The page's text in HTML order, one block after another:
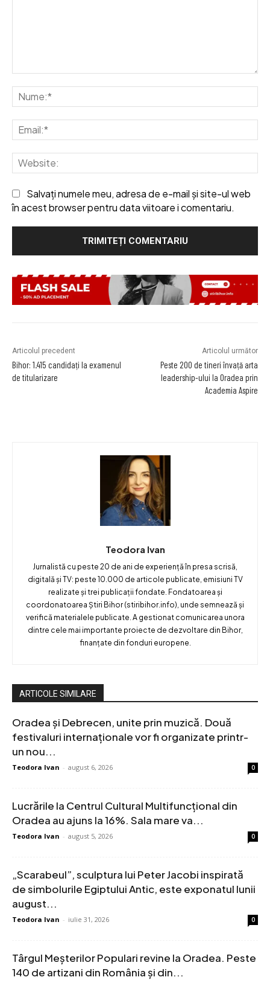
Salvați numele meu, adresa de e-mail și site-ul web
în acest browser pentru data viitoare i comentariu.
Articolul precedent
Bihor: 1.415 candidați la examenul
de titularizare
Articolul următor
Peste 200 de tineri învață arta
leadership-ului la Oradea prin
Academia Aspire
Teodora Ivan
Jurnalistă cu peste 20 de ani de experiență în presa scrisă,
digitală și TV: peste 10.000 de articole publicate, emisiuni TV
realizate și trei publicații fondate. Fondatoarea și
coordonatoarea Știri Bihor (stiribihor.info), unde semnează și
verifică materialele publicate. A gestionat comunicarea unora
dintre cele mai importante proiecte de dezvoltare din Bihor,
finanțate din fonduri europene.
ARTICOLE SIMILARE
Oradea și Debrecen, unite prin muzică. Două
festivaluri internaționale vor fi organizate printr-
un nou...
Teodora Ivan - august 6, 2026 0
Lucrările la Centrul Cultural Multifuncțional din
Oradea au ajuns la 16%. Sala mare va...
Teodora Ivan - august 5, 2026 0
„Scarabeul”, sculptura lui Peter Jacobi inspirată
de simbolurile Egiptului Antic, este exponatul lunii
august...
Teodora Ivan - iulie 31, 2026 0
Târgul Meșterilor Populari revine la Oradea. Peste
140 de artizani din România și din...